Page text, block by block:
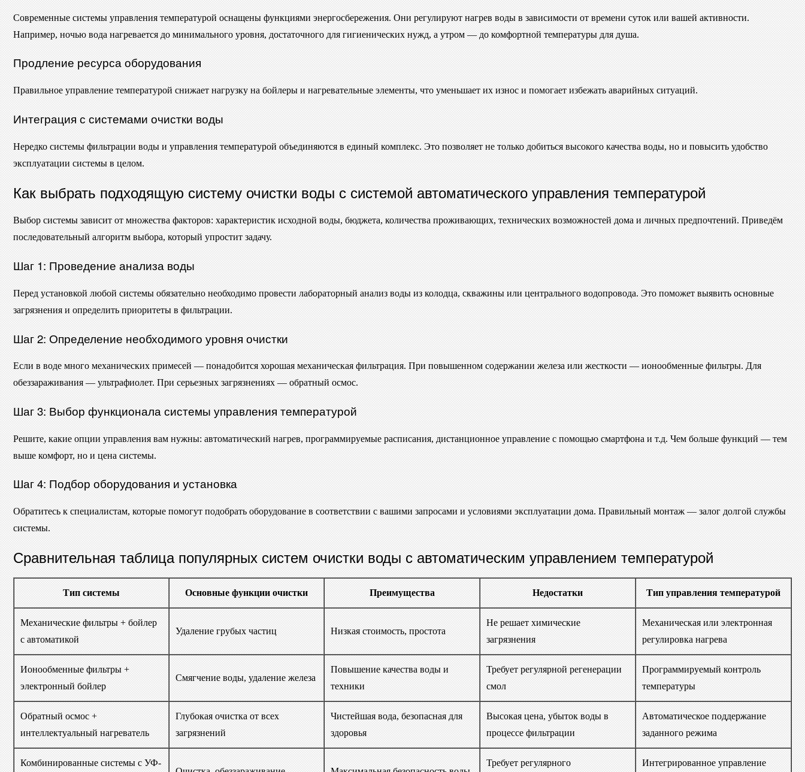
Современные системы управления температурой оснащены функциями энергосбережения. Они регулируют нагрев воды в зависимости от времени суток или вашей активности.
Например, ночью вода нагревается до минимального уровня, достаточного для гигиенических нужд, а утром — до комфортной температуры для душа.
Продление ресурса оборудования
Правильное управление температурой снижает нагрузку на бойлеры и нагревательные элементы, что уменьшает их износ и помогает избежать аварийных ситуаций.
Интеграция с системами очистки воды
Нередко системы фильтрации воды и управления температурой объединяются в единый комплекс. Это позволяет не только добиться высокого качества воды, но и повысить удобство
эксплуатации системы в целом.
Как выбрать подходящую систему очистки воды с системой автоматического управления температурой
Выбор системы зависит от множества факторов: характеристик исходной воды, бюджета, количества проживающих, технических возможностей дома и личных предпочтений. Приведём
последовательный алгоритм выбора, который упростит задачу.
Шаг 1: Проведение анализа воды
Перед установкой любой системы обязательно необходимо провести лабораторный анализ воды из колодца, скважины или центрального водопровода. Это поможет выявить основные
загрязнения и определить приоритеты в фильтрации.
Шаг 2: Определение необходимого уровня очистки
Если в воде много механических примесей — понадобится хорошая механическая фильтрация. При повышенном содержании железа или жесткости — ионообменные фильтры. Для
обеззараживания — ультрафиолет. При серьезных загрязнениях — обратный осмос.
Шаг 3: Выбор функционала системы управления температурой
Решите, какие опции управления вам нужны: автоматический нагрев, программируемые расписания, дистанционное управление с помощью смартфона и т.д. Чем больше функций — тем
выше комфорт, но и цена системы.
Шаг 4: Подбор оборудования и установка
Обратитесь к специалистам, которые помогут подобрать оборудование в соответствии с вашими запросами и условиями эксплуатации дома. Правильный монтаж — залог долгой службы
системы.
Сравнительная таблица популярных систем очистки воды с автоматическим управлением температурой
Тип системы Основные функции очистки Преимущества Недостатки Тип управления температурой
Механические фильтры + бойлер
с автоматикой
Удаление грубых частиц Низкая стоимость, простота
Не решает химические
загрязнения
Механическая или электронная
регулировка нагрева
Ионообменные фильтры +
электронный бойлер
Смягчение воды, удаление железа
Повышение качества воды и
техники
Требует регулярной регенерации
смол
Программируемый контроль
температуры
Обратный осмос +
интеллектуальный нагреватель
Глубокая очистка от всех
загрязнений
Чистейшая вода, безопасная для
здоровья
Высокая цена, убыток воды в
процессе фильтрации
Автоматическое поддержание
заданного режима
Комбинированные системы с УФ-
Требует регулярного Интегрированное управление